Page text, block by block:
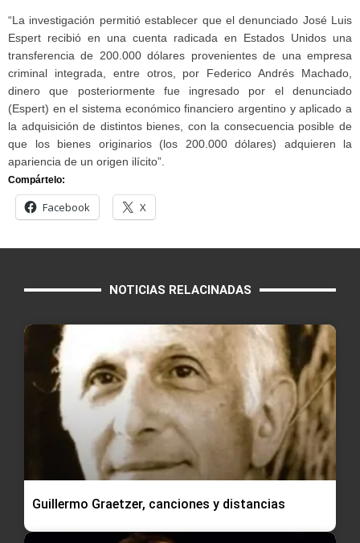
“La investigación permitió establecer que el denunciado José Luis
Espert recibió en una cuenta radicada en Estados Unidos una
transferencia de 200.000 dólares provenientes de una empresa
criminal integrada, entre otros, por Federico Andrés Machado,
dinero que posteriormente fue ingresado por el denunciado
(Espert) en el sistema económico financiero argentino y aplicado a
la adquisición de distintos bienes, con la consecuencia posible de
que los bienes originarios (los 200.000 dólares) adquieren la
apariencia de un origen ilícito”.
Compártelo:
Facebook X
NOTICIAS RELACINADAS
Guillermo Graetzer, canciones y distancias